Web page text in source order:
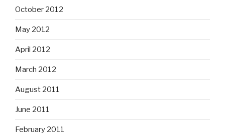
October 2012
May 2012
April 2012
March 2012
August 2011
June 2011
February 2011